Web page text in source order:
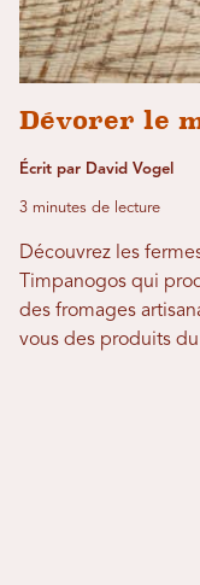
Dévorer le
Écrit par David Vogel
3 minutes de lecture
Découvrez les
Timpanogos qui
des fromages
vous des produits